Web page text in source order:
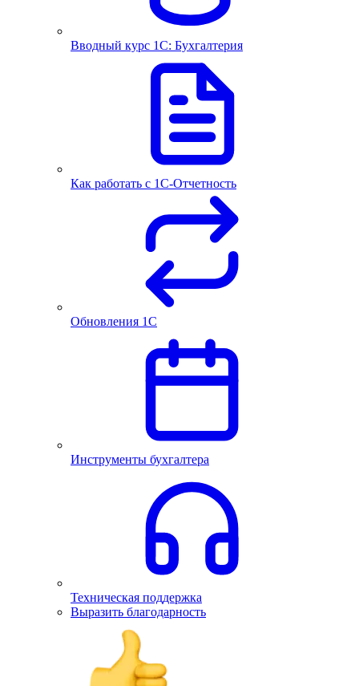
Вводный курс 1С: Бухгалтерия
Как работать с 1С‑Отчетность
Обновления 1С
Инструменты бухгалтера
Техническая поддержка
Выразить благодарность